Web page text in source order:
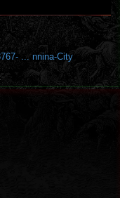
... nnina-City